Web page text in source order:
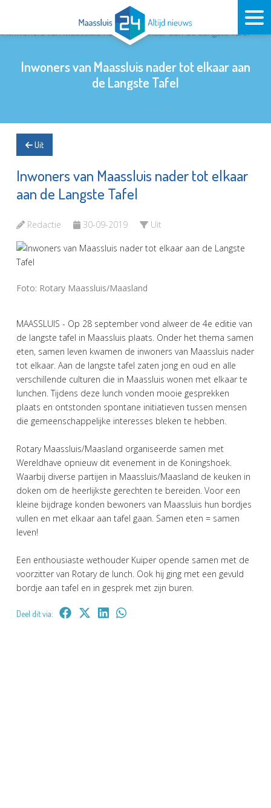
Inwoners van Maassluis nader tot elkaar aan
de Langste Tafel
Uit
Inwoners van Maassluis nader tot elkaar
aan de Langste Tafel
Redactie 30-09-2019 Uit
Foto: Rotary Maassluis/Maasland
MAASSLUIS - Op 28 september vond alweer de 4e editie van
de langste tafel in Maassluis plaats. Onder het thema samen
eten, samen leven kwamen de inwoners van Maassluis nader
tot elkaar. Aan de langste tafel zaten jong en oud en alle
verschillende culturen die in Maassluis wonen met elkaar te
lunchen. Tijdens deze lunch vonden mooie gesprekken
plaats en ontstonden spontane initiatieven tussen mensen
die gemeenschappelijke interesses bleken te hebben.
Rotary Maassluis/Maasland organiseerde samen met
Wereldhave opnieuw dit evenement in de Koningshoek.
Waarbij diverse partijen in Maassluis/Maasland de keuken in
doken om de heerlijkste gerechten te bereiden. Voor een
kleine bijdrage konden bewoners van Maassluis hun bordjes
vullen en met elkaar aan tafel gaan. Samen eten = samen
leven!
Een enthousiaste wethouder Kuiper opende samen met de
voorzitter van Rotary de lunch. Ook hij ging met een gevuld
bordje aan tafel en in gesprek met zijn buren.
Deel dit via: